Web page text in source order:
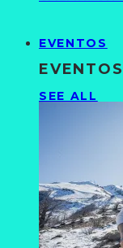
EVENTOS
EVENTOS
SEE ALL